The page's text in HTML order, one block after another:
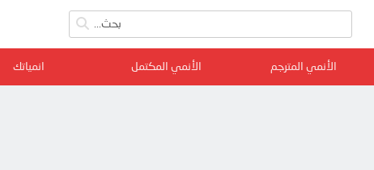
الأنمي المترجم الأنمي المكتمل انمياتك